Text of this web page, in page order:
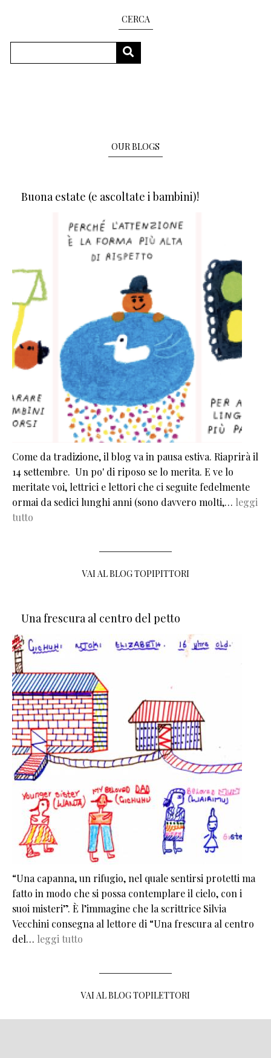
CERCA
SEARCH
OUR BLOGS
Buona estate (e ascoltate i bambini)!
Come da tradizione, il blog va in pausa estiva. Riaprirà il
14 settembre. Un po' di riposo se lo merita. E ve lo
meritate voi, lettrici e lettori che ci seguite fedelmente
ormai da sedici lunghi anni (sono davvero molti,… leggi
tutto
VAI AL BLOG TOPIPITTORI
Una frescura al centro del petto
“Una capanna, un rifugio, nel quale sentirsi protetti ma
fatto in modo che si possa contemplare il cielo, con i
suoi misteri”. È l’immagine che la scrittrice Silvia
Vecchini consegna al lettore di “Una frescura al centro
del… leggi tutto
VAI AL BLOG TOPILETTORI